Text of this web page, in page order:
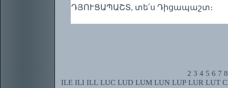
ԴՅՈՒՑԱՊԱՇՏ, տե՛ս Դիցապաշտ։
2 3 4 5 6 7 8
ILE ILI ILL LUC LUD LUM LUN LUP LUR LUT